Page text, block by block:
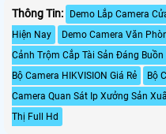
Thông Tin: Demo Lắp Camera
Hiện Nay
Demo Camera Văn
Cảnh Trộm Cắp Tài Sản Đáng Buồn
Bộ Camera HIKVISION Giá Rẻ
Bộ
Camera Quan Sát Ip Xưởng Sản
Thị Full Hd